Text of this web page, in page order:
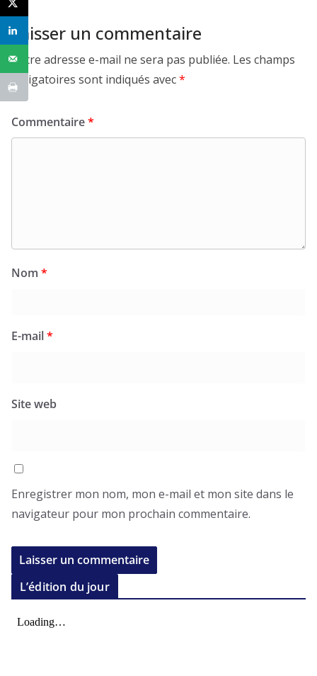
Laisser un commentaire
Votre adresse e-mail ne sera pas publiée. Les champs
obligatoires sont indiqués avec*
Commentaire*
Nom *
E-mail*
Site web
Enregistrer mon nom, mon e-mail et mon site dans le
navigateur pour mon prochain commentaire.
L’édition du jour